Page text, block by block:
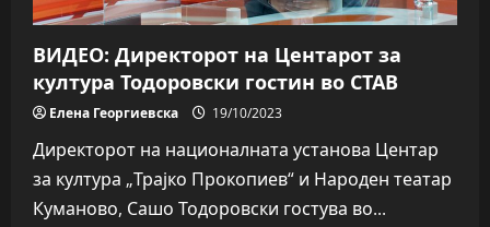
ВИДЕО: Директорот на Центарот за
култура Тодоровски гостин во СТАВ
Елена Георгиевска 19/10/2023
Директорот на националната установа Центар
за култура „Трајко Прокопиев“ и Народен театар
Куманово, Сашо Тодоровски гостува во...